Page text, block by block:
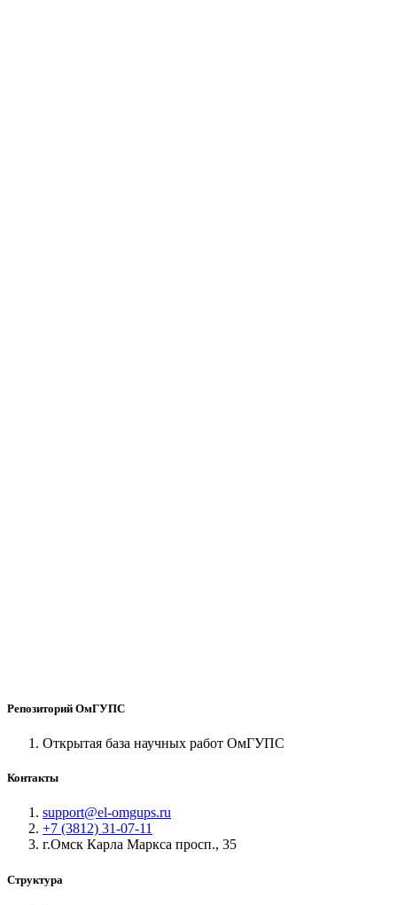
Репозиторий ОмГУПС
Открытая база научных работ ОмГУПС
Контакты
support@el-omgups.ru
+7 (3812) 31-07-11
г.Омск Карла Маркса просп., 35
Структура